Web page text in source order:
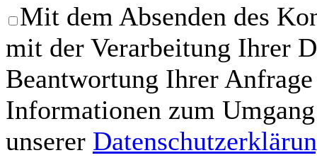
Mit dem Absenden des
mit der Verarbeitung Ihrer
Beantwortung Ihrer
Informationen zum
unserer